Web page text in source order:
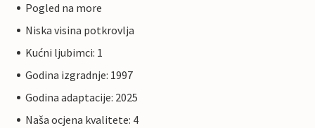
Pogled na more
Niska visina potkrovlja
Kućni ljubimci: 1
Godina izgradnje: 1997
Godina adaptacije: 2025
Naša ocjena kvalitete: 4